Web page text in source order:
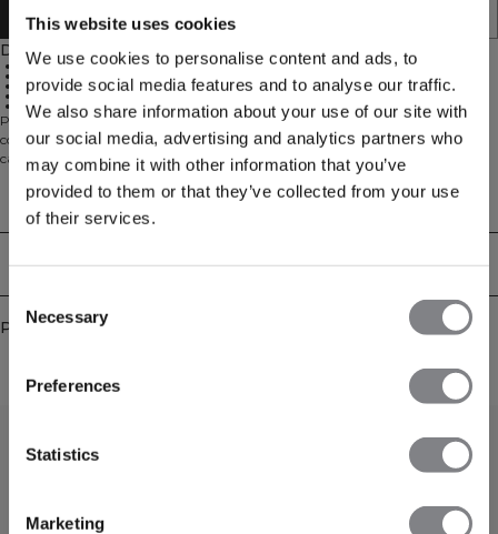
This website uses cookies
We use cookies to personalise content and ads, to
provide social media features and to analyse our traffic.
We also share information about your use of our site with
our social media, advertising and analytics partners who
may combine it with other information that you’ve
provided to them or that they’ve collected from your use
of their services.
Consent
Selection
Necessary
Preferences
Statistics
Marketing
ÉPUISÉ - PRÉVENEZ-MOI
Description
90% Cotton 10% Spandex
680 GSM heavy ribbed material
ICIW embroidery logo
Relaxed fit
Cropped length with side slits
Pull court en tricot avec col rond, conçu dans un matériau doux et
confortable. Ce pull court en tricot doux deviendra votre meilleur allié sur le
canapé après l'entraînement ou pendant votre journée de repos. Le mélange
de coton est épais et doux pour un confort optimal. Le pull possède des
poignets côtelés et une coupe décontractée avec épaules tombantes. Nous
recommandons de ranger le vêtement plié à plat pour qu'il conserve sa forme.
90% Coton, 10% Elastan.
Aspects techniques
Livraison & retours
Produits similaires